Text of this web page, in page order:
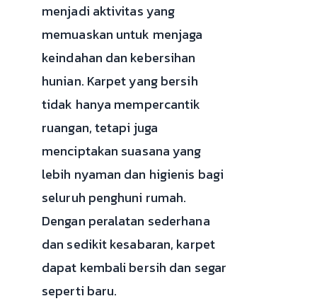
menjadi aktivitas yang
memuaskan untuk menjaga
keindahan dan kebersihan
hunian. Karpet yang bersih
tidak hanya mempercantik
ruangan, tetapi juga
menciptakan suasana yang
lebih nyaman dan higienis bagi
seluruh penghuni rumah.
Dengan peralatan sederhana
dan sedikit kesabaran, karpet
dapat kembali bersih dan segar
seperti baru.